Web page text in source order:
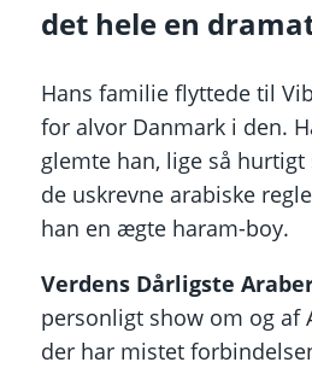
det hele en
Hans familie flyttede til
for alvor Danmark i den.
glemte han, lige så
de uskrevne arabiske
han en ægte haram-boy.
Verdens Dårligste
personligt show om og af
der har mistet